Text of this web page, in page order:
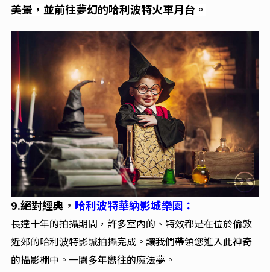
美景，並前往夢幻的哈利波特火車月台。
9.絕對經典 ， 哈利波特華納影城樂園：
長達十年的拍攝期間，許多室內的、特效都是在位於倫敦
近郊的哈利波特影城拍攝完成。讓我們帶領您進入此神奇
的攝影棚中。一園多年嚮往的魔法夢。